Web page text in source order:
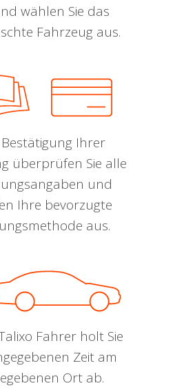
wählen Sie das
Fahrzeug aus.
Ihrer
überprüfen Sie alle
und
Ihre bevorzugte
aus.
Fahrer holt Sie
Zeit am
Ort ab.